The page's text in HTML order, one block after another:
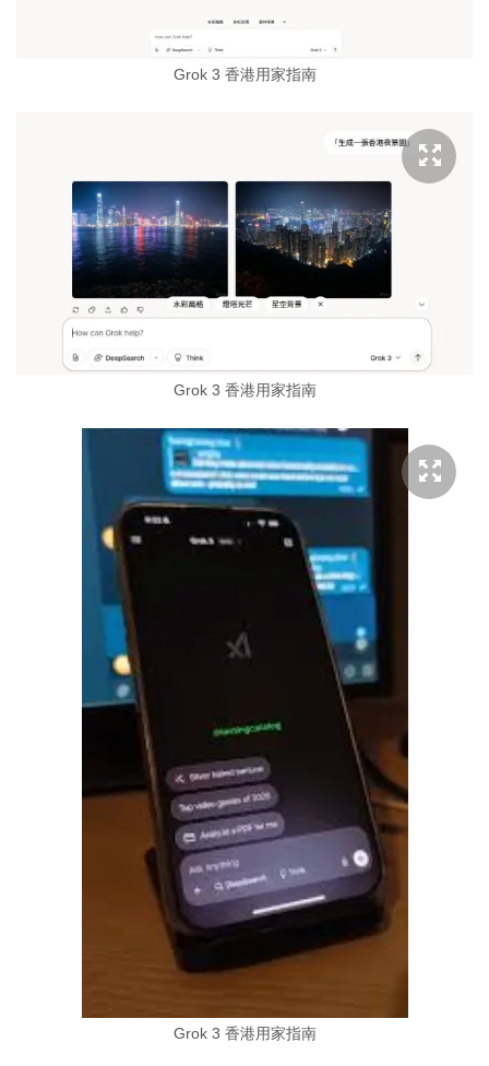
Grok 3 香港用家指南
Grok 3 香港用家指南
Grok 3 香港用家指南